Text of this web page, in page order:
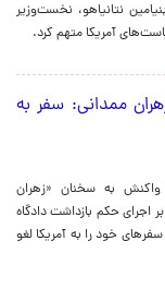
نتانیاهو، نخست‌وزیر
آمریکا متهم کرد.
ممدانی: سفر به
به سخنان «زهران
اجرای حکم بازداشت دادگاه
خود را به آمریکا لغو